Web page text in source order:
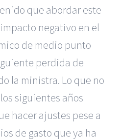
que abordar este
negativo en el
de medio punto
perdida de
la ministra. Lo que no
siguientes años
hacer ajustes pese a
de gasto que ya ha